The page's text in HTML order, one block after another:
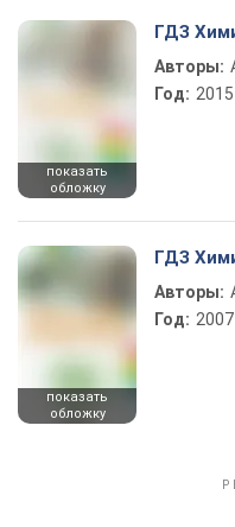
показать
обложку
ГДЗ
Авторы:
Год: 2015
показать
обложку
ГДЗ
Авторы:
Год: 2007